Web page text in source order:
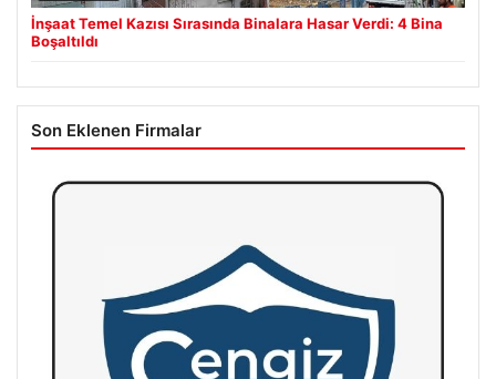
İnşaat Temel Kazısı Sırasında Binalara Hasar Verdi: 4 Bina
Boşaltıldı
Son Eklenen Firmalar